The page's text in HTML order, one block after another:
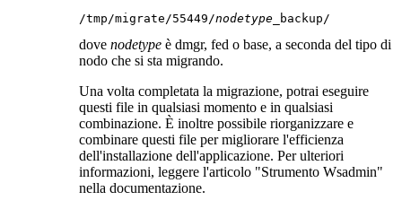
/tmp/migrate/55449/nodetype _backup/
dove nodetype è dmgr, fed o base, a seconda del tipo di
nodo che si sta migrando.
Una volta completata la migrazione, potrai eseguire
questi file in qualsiasi momento e in qualsiasi
combinazione. È inoltre possibile riorganizzare e
combinare questi file per migliorare l'efficienza
dell'installazione dell'applicazione. Per ulteriori
informazioni, leggere l'articolo "Strumento Wsadmin"
nella documentazione.